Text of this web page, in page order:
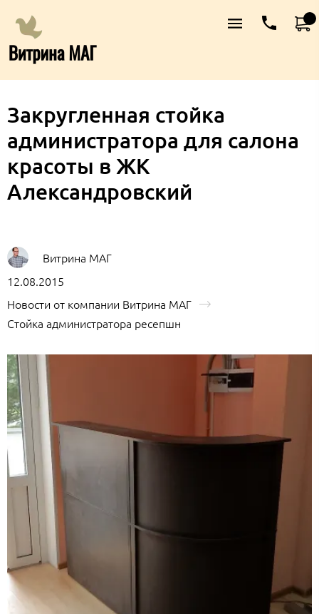
Закругленная стойка
администратора для салона
красоты в ЖК
Александровский
Витрина МАГ
12.08.2015
Новости от компании Витрина МАГ
Стойка администратора ресепшн